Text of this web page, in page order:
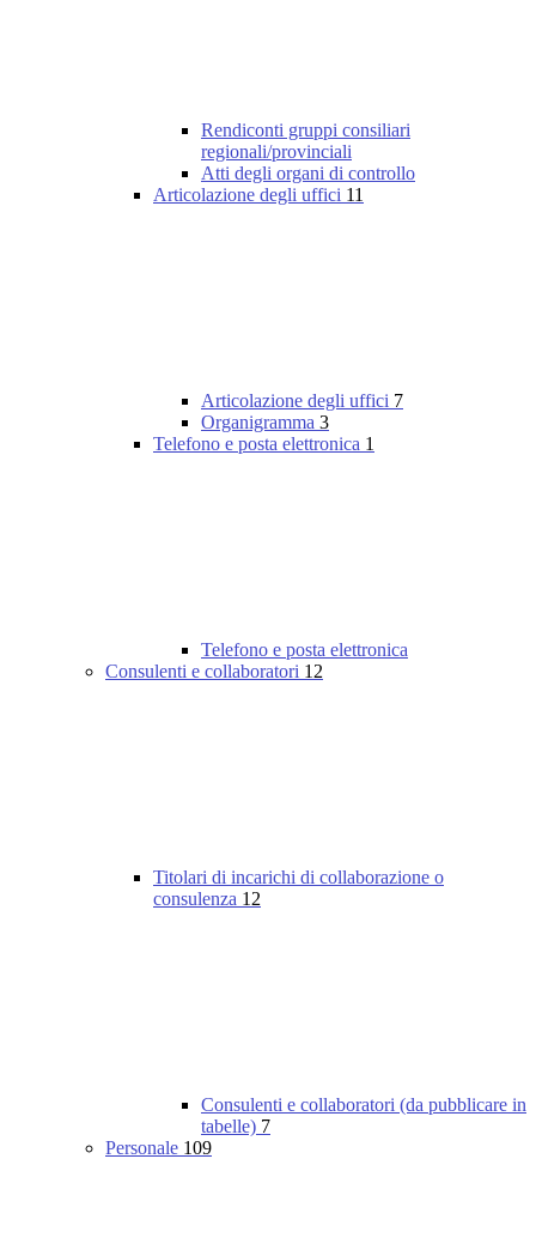
Rendiconti gruppi consiliari
regionali/provinciali
Atti degli organi di controllo
Articolazione degli uffici 11
Articolazione degli uffici 7
Organigramma 3
Telefono e posta elettronica 1
Telefono e posta elettronica
Consulenti e collaboratori 12
Titolari di incarichi di collaborazione o
consulenza 12
Consulenti e collaboratori (da pubblicare in
tabelle) 7
Personale 109